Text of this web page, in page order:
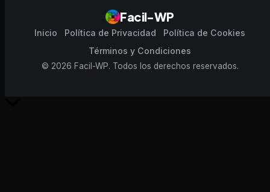
Facil-WP
Inicio Política de Privacidad
Política de Cookies
Términos y Condiciones
© 2026 Facil-WP. Todos los derechos reservados.